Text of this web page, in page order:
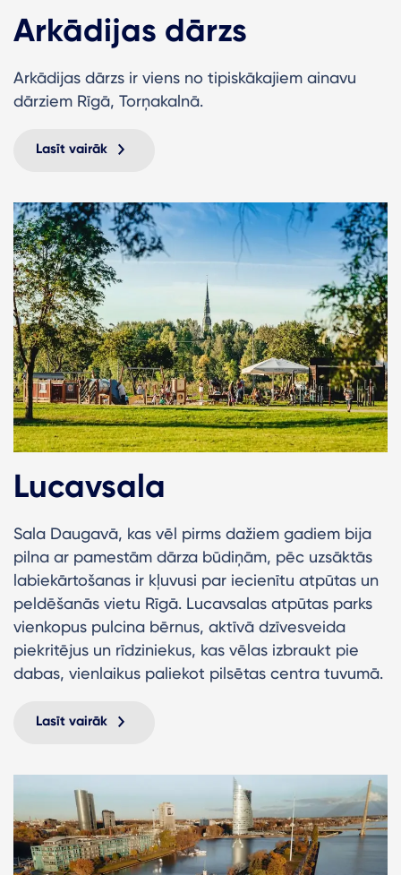
Arkādijas dārzs
Arkādijas dārzs ir viens no tipiskākajiem ainavu
dārziem Rīgā, Torņakalnā.
Lasīt vairāk
Lucavsala
Sala Daugavā, kas vēl pirms dažiem gadiem bija
pilna ar pamestām dārza būdiņām, pēc uzsāktās
labiekārtošanas ir kļuvusi par iecienītu atpūtas un
peldēšanās vietu Rīgā. Lucavsalas atpūtas parks
vienkopus pulcina bērnus, aktīvā dzīvesveida
piekritējus un rīdziniekus, kas vēlas izbraukt pie
dabas, vienlaikus paliekot pilsētas centra tuvumā.
Lasīt vairāk